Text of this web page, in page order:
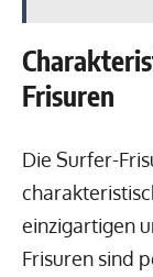
Frisuren
Die Surfer-
einzigartigen
Frisuren sind